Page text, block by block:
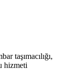
taşımacılığı,
hizmeti